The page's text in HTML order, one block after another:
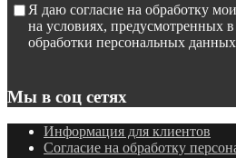
Я даю согласие на обработку
на условиях, предусмотренных в
обработки персональных данных
Мы в соц сетях
Информация для клиентов
Согласие на обработку